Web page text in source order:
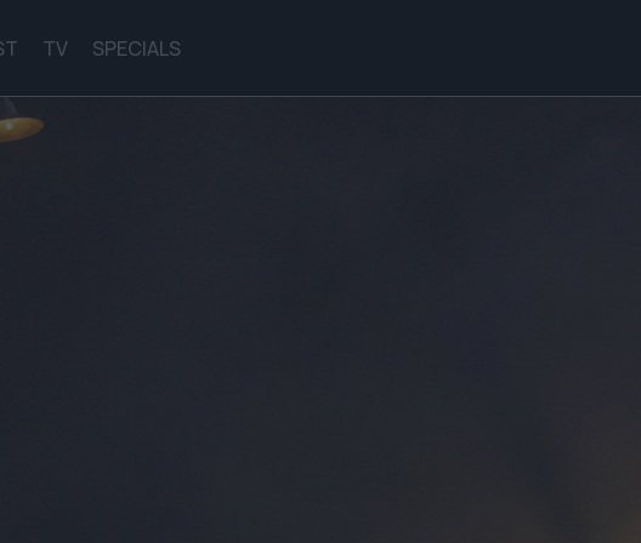
TV SPECIALS